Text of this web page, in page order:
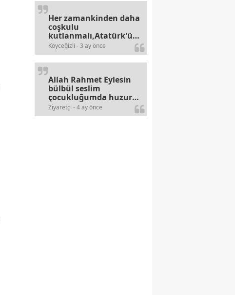
Köyceğizli - 3 ay önce
Her zamankinden daha
coşkulu
kutlanmalı,Atatürk'ün
bayramlarına olan
alerjileri bitmez,bahane
arayan illaki bulur.
Ziyaretçi - 4 ay önce
Allah Rahmet Eylesin
bülbül seslim
çocukluğumda huzur
olurdu evimize.
Ablamla bağıra bağıra